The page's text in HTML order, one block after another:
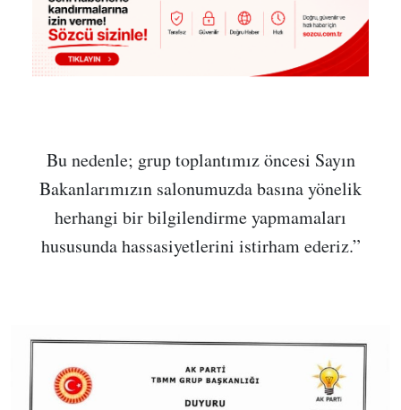
Bu nedenle; grup toplantımız öncesi Sayın
Bakanlarımızın salonumuzda basına yönelik
herhangi bir bilgilendirme yapmamaları
hususunda hassasiyetlerini istirham ederiz.”